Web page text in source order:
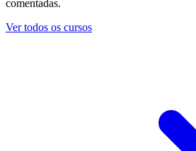
comentadas.
Ver todos os cursos